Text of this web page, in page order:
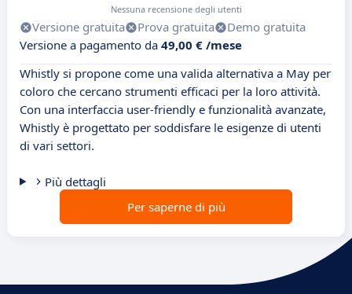
Nessuna recensione degli utenti
Versione gratuita Prova gratuita
Demo gratuita
Versione a pagamento da 49,00 € /mese
Whistly si propone come una valida alternativa a May per
coloro che cercano strumenti efficaci per la loro attività.
Con una interfaccia user-friendly e funzionalità avanzate,
Whistly è progettato per soddisfare le esigenze di utenti
di vari settori.
Più dettagli
Per saperne di più